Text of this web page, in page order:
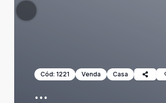
Cód: 1221 Venda Casa
...